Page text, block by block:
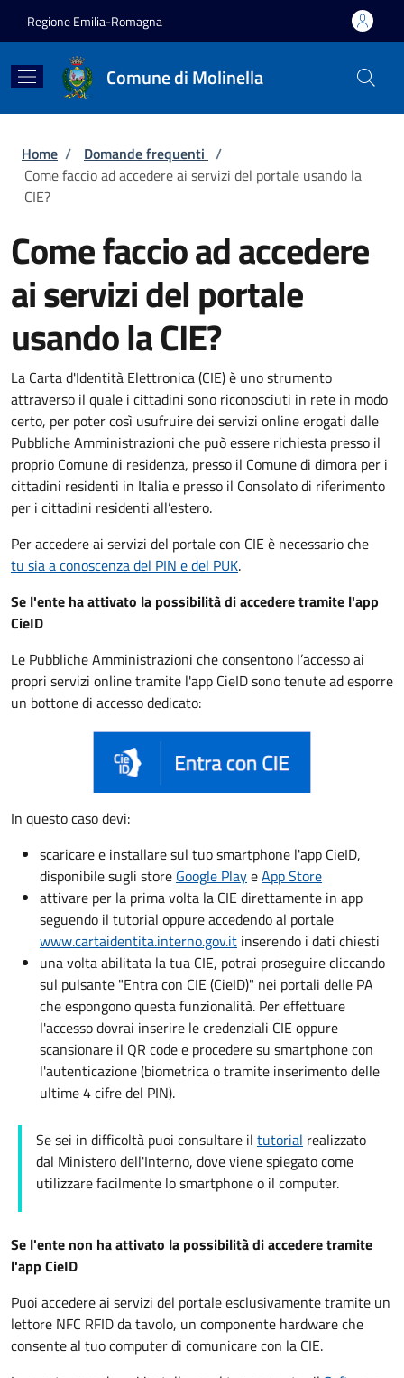
Regione Emilia-Romagna
Comune di Molinella
Briciole di pane
Home / Domande frequenti /
Come faccio ad accedere ai servizi del portale usando la
CIE?
Come faccio ad accedere
ai servizi del portale
usando la CIE?
La Carta d'Identità Elettronica (CIE) è uno strumento
attraverso il quale i cittadini sono riconosciuti in rete in modo
certo, per poter così usufruire dei servizi online erogati dalle
Pubbliche Amministrazioni che può essere richiesta presso il
proprio Comune di residenza, presso il Comune di dimora per i
cittadini residenti in Italia e presso il Consolato di riferimento
per i cittadini residenti all’estero.
Per accedere ai servizi del portale con CIE è necessario che
tu sia a conoscenza del PIN e del PUK.
Se l'ente ha attivato la possibilità di accedere tramite l'app
CieID
Le Pubbliche Amministrazioni che consentono l’accesso ai
propri servizi online tramite l'app CieID sono tenute ad esporre
un bottone di accesso dedicato:
In questo caso devi:
scaricare e installare sul tuo smartphone l'app CieID,
disponibile sugli store Google PlayeApp Store
attivare per la prima volta la CIE direttamente in app
seguendo il tutorial oppure accedendo al portale
www.cartaidentita.interno.gov.it inserendo i dati chiesti
una volta abilitata la tua CIE, potrai proseguire cliccando
sul pulsante "Entra con CIE (CieID)" nei portali delle PA
che espongono questa funzionalità. Per effettuare
l'accesso dovrai inserire le credenziali CIE oppure
scansionare il QR code e procedere su smartphone con
l'autenticazione (biometrica o tramite inserimento delle
ultime 4 cifre del PIN).
Se sei in difficoltà puoi consultare il tutorial realizzato
dal Ministero dell'Interno, dove viene spiegato come
utilizzare facilmente lo smartphone o il computer.
Se l'ente non ha attivato la possibilità di accedere tramite
l'app CieID
Puoi accedere ai servizi del portale esclusivamente tramite un
lettore NFC RFID da tavolo, un componente hardware che
consente al tuo computer di comunicare con la CIE.